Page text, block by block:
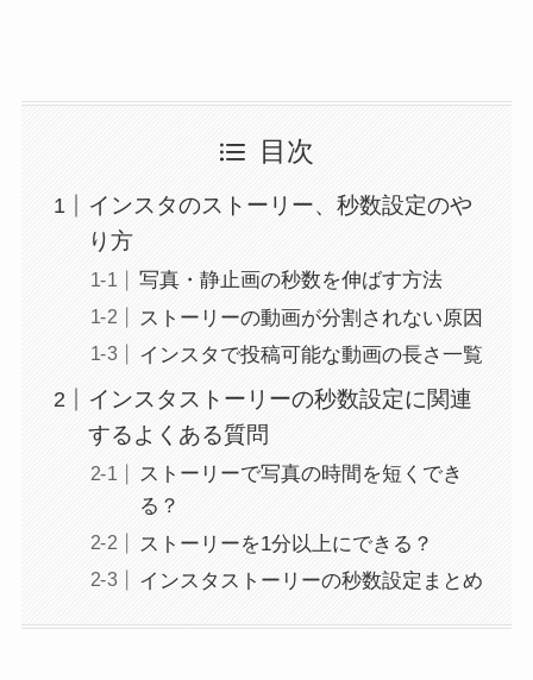
目次
インスタのストーリー、秒数設定のや
り方
写真・静止画の秒数を伸ばす方法
ストーリーの動画が分割されない原因
インスタで投稿可能な動画の長さ一覧
インスタストーリーの秒数設定に関連
するよくある質問
ストーリーで写真の時間を短くでき
る？
ストーリーを1分以上にできる？
インスタストーリーの秒数設定まとめ